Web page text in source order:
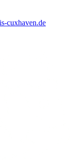
cuxhaven.de